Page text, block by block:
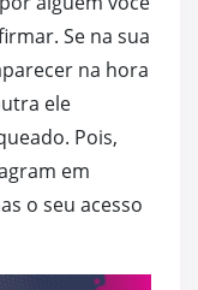
Se na sua
na hora
ele
Pois,
em
o seu acesso